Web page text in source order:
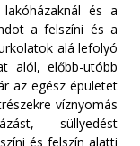
és a
a felszíni és a
alá lefolyó
alól, előbb-utóbb
az egész épületet
víznyomás
süllyedést
és felszín alatti